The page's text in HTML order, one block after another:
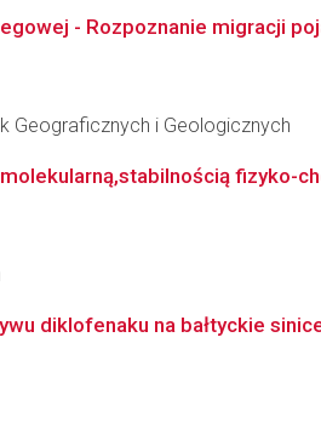
- Rozpoznanie migracji
Geograficznych i Geologicznych
fizyko-
diklofenaku na bałtyckie